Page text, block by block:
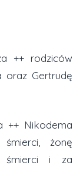
++ rodziców
oraz Gertrudę
++ Nikodema
żonę
śmierci i za